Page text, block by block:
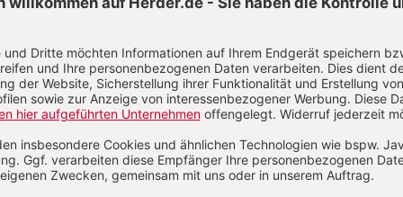
Neueste Artikel zum Thema
S. 21-24
Wirtschaftsethiker Stephan Feldhaus:„Man
Garderobe hängen“ Von Stephan Feldhaus, Hilde Naurath